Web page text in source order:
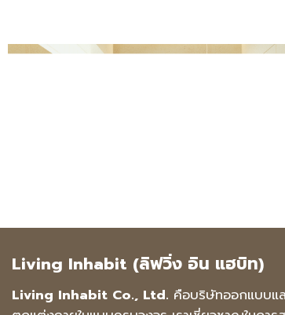
Living Inhabit (ลิฟวิ่ง อิน แฮบิท)
Living Inhabit Co., Ltd. คือบริษัทออกแบบแล